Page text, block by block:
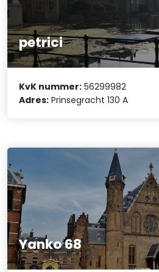
petrici
KvK nummer: 56299982
Adres: Prinsegracht 130 A
Yanko 68